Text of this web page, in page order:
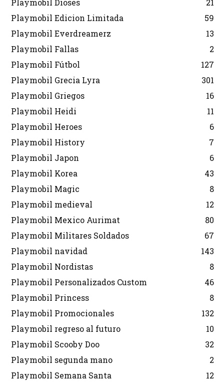
Playmobil Dioses
21
Playmobil Edicion Limitada
59
Playmobil Everdreamerz
13
Playmobil Fallas
2
Playmobil Fútbol
127
Playmobil Grecia Lyra
301
Playmobil Griegos
16
Playmobil Heidi
11
Playmobil Heroes
6
Playmobil History
7
Playmobil Japon
6
Playmobil Korea
43
Playmobil Magic
8
Playmobil medieval
12
Playmobil Mexico Aurimat
80
Playmobil Militares Soldados
67
Playmobil navidad
143
Playmobil Nordistas
8
Playmobil Personalizados Custom
46
Playmobil Princess
8
Playmobil Promocionales
132
Playmobil regreso al futuro
10
Playmobil Scooby Doo
32
Playmobil segunda mano
2
Playmobil Semana Santa
12